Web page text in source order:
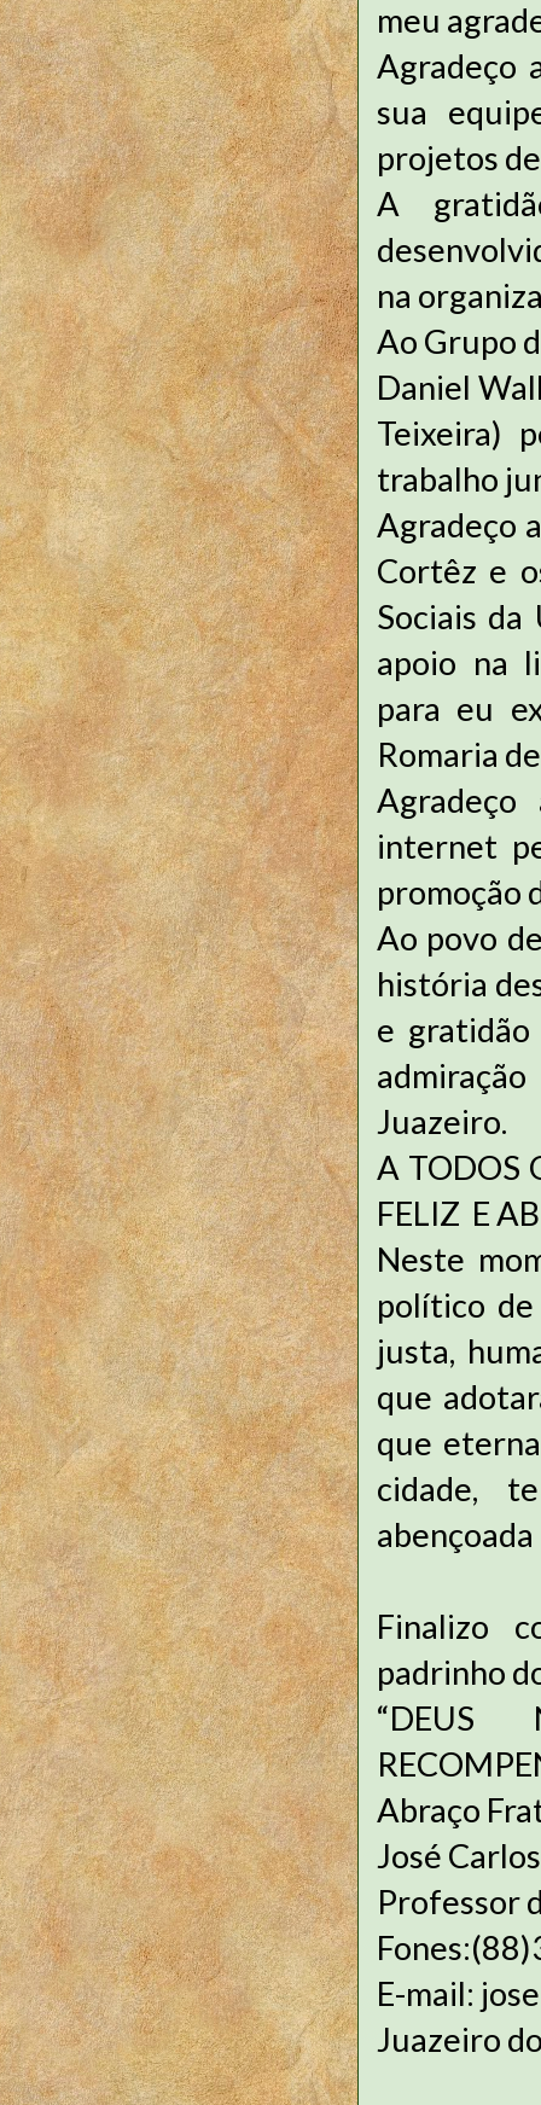
meu
Agradeço
sua
projetos
A
na
Ao Grupo
Daniel
Teixeira)
trabalho
Agradeço
Cortêz e
Sociais da
apoio na
para eu
Romaria
internet
promoção
Ao povo
história
e
Juazeiro.
A TODOS
FELIZ E
Neste
político
justa,
que
que
cidade,
Finalizo
padrinho
“DEUS
Abraço
José
Professor
E-mail:
Juazeiro